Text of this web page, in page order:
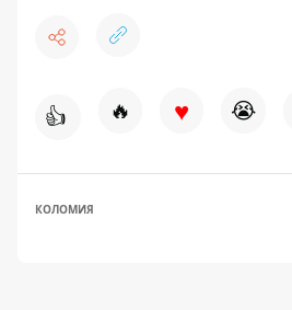
👍 🔥 ♥ 😭
КОЛОМИЯ